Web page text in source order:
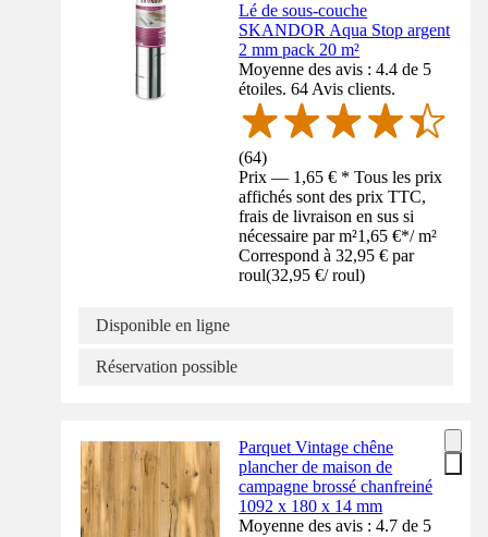
Lé de sous-couche
SKANDOR Aqua Stop argent
2 mm pack 20 m²
Moyenne des avis : 4.4 de 5
étoiles. 64 Avis clients.
(64)
Prix — 1,65 € * Tous les prix
affichés sont des prix TTC,
frais de livraison en sus si
nécessaire par m²1,65 €*/ m²
Correspond à 32,95 € par
roul(32,95 €/ roul)
Disponible en ligne
Réservation possible
Parquet Vintage chêne
plancher de maison de
campagne brossé chanfreiné
1092 x 180 x 14 mm
Moyenne des avis : 4.7 de 5